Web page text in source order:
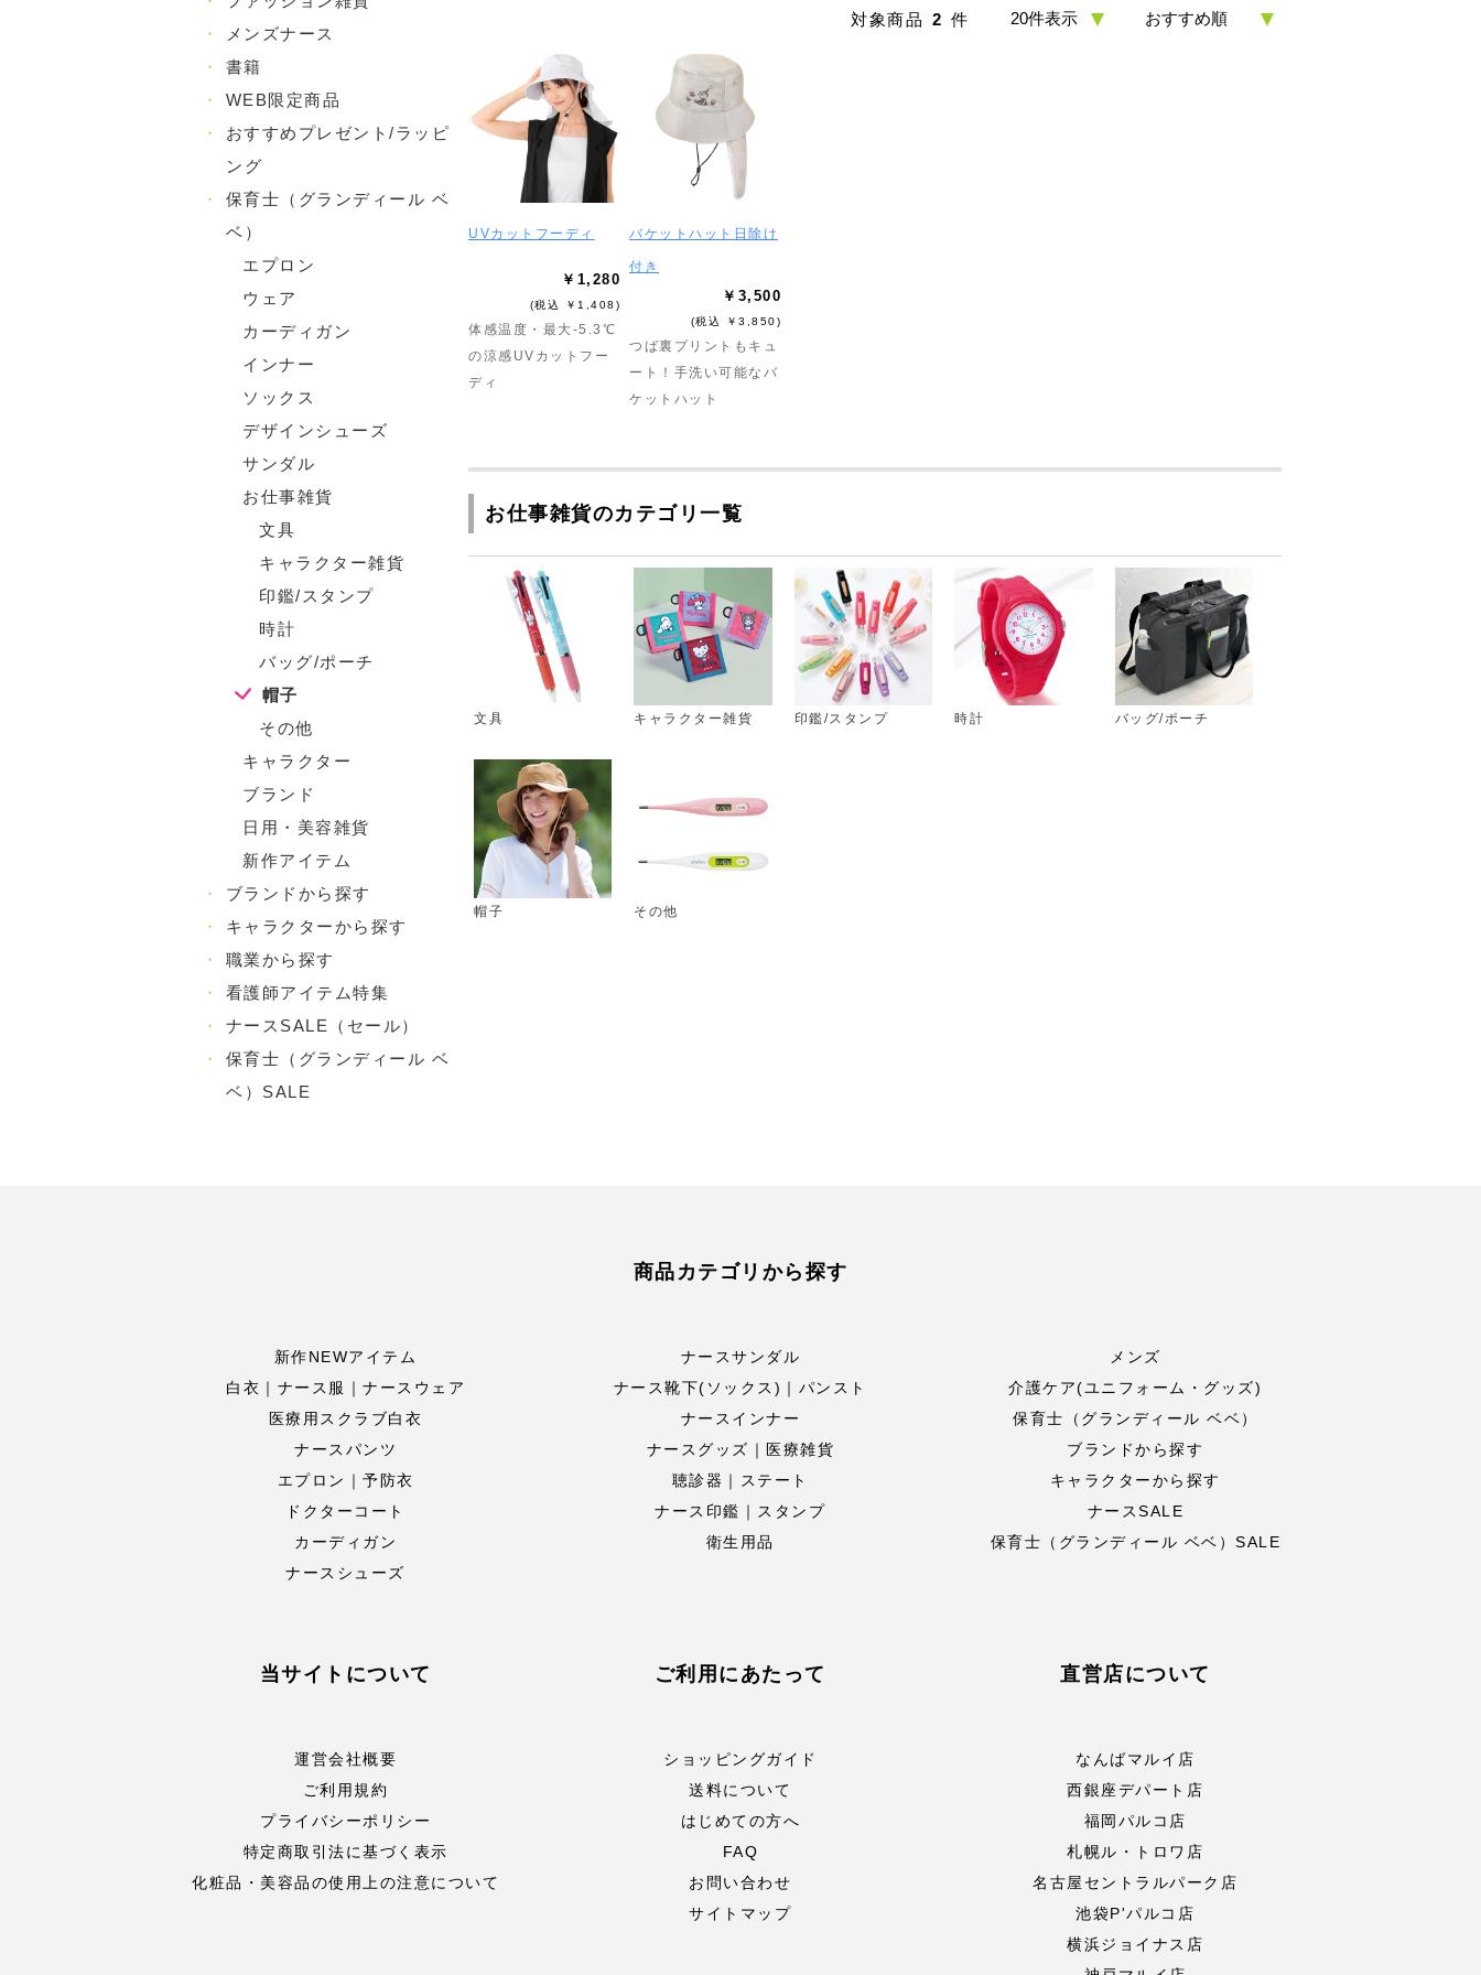
・
メンズナース
・
書籍
・
WEB限定商品
・
おすすめプレゼント/ラッピ
ング
・
保育士（グランディール ベ
ベ）
エプロン
ウェア
カーディガン
インナー
ソックス
デザインシューズ
サンダル
お仕事雑貨
文具
キャラクター雑貨
印鑑/スタンプ
時計
バッグ/ポーチ
帽子
その他
キャラクター
ブランド
日用・美容雑貨
新作アイテム
・
ブランドから探す
・
キャラクターから探す
・
職業から探す
・
看護師アイテム特集
・
ナースSALE（セール）
・
保育士（グランディール ベ
ベ）SALE
対象商品 2 件
UVカットフーディ
￥1,280
(税込 ￥1,408)
体感温度・最大-5.3℃
の涼感UVカットフー
ディ
バケットハット日除け
付き
￥3,500
(税込 ￥3,850)
つば裏プリントもキュ
ート！手洗い可能なバ
ケットハット
お仕事雑貨のカテゴリ一覧
文具 キャラクター雑貨 印鑑/スタンプ 時計 バッグ/ポーチ
帽子 その他
商品カテゴリから探す
新作NEWアイテム
白衣｜ナース服｜ナースウェア
医療用スクラブ白衣
ナースパンツ
エプロン｜予防衣
ドクターコート
カーディガン
ナースシューズ
ナースサンダル
ナース靴下(ソックス)｜パンスト
ナースインナー
ナースグッズ｜医療雑貨
聴診器｜ステート
ナース印鑑｜スタンプ
衛生用品
メンズ
介護ケア(ユニフォーム・グッズ)
保育士（グランディール ベベ）
ブランドから探す
キャラクターから探す
ナースSALE
保育士（グランディール ベベ）SALE
当サイトについて
運営会社概要
ご利用規約
プライバシーポリシー
特定商取引法に基づく表示
化粧品・美容品の使用上の注意について
ご利用にあたって
ショッピングガイド
送料について
はじめての方へ
FAQ
お問い合わせ
サイトマップ
直営店について
なんばマルイ店
西銀座デパート店
福岡パルコ店
札幌ル・トロワ店
名古屋セントラルパーク店
池袋P'パルコ店
横浜ジョイナス店